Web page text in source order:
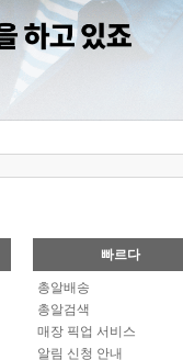
빠르다
총알배송
총알검색
매장 픽업 서비스
알림 신청 안내